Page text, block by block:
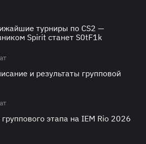
турниры по CS2 —
Spirit станет S0tF1k
и результаты групповой
этапа на IEM Rio 2026